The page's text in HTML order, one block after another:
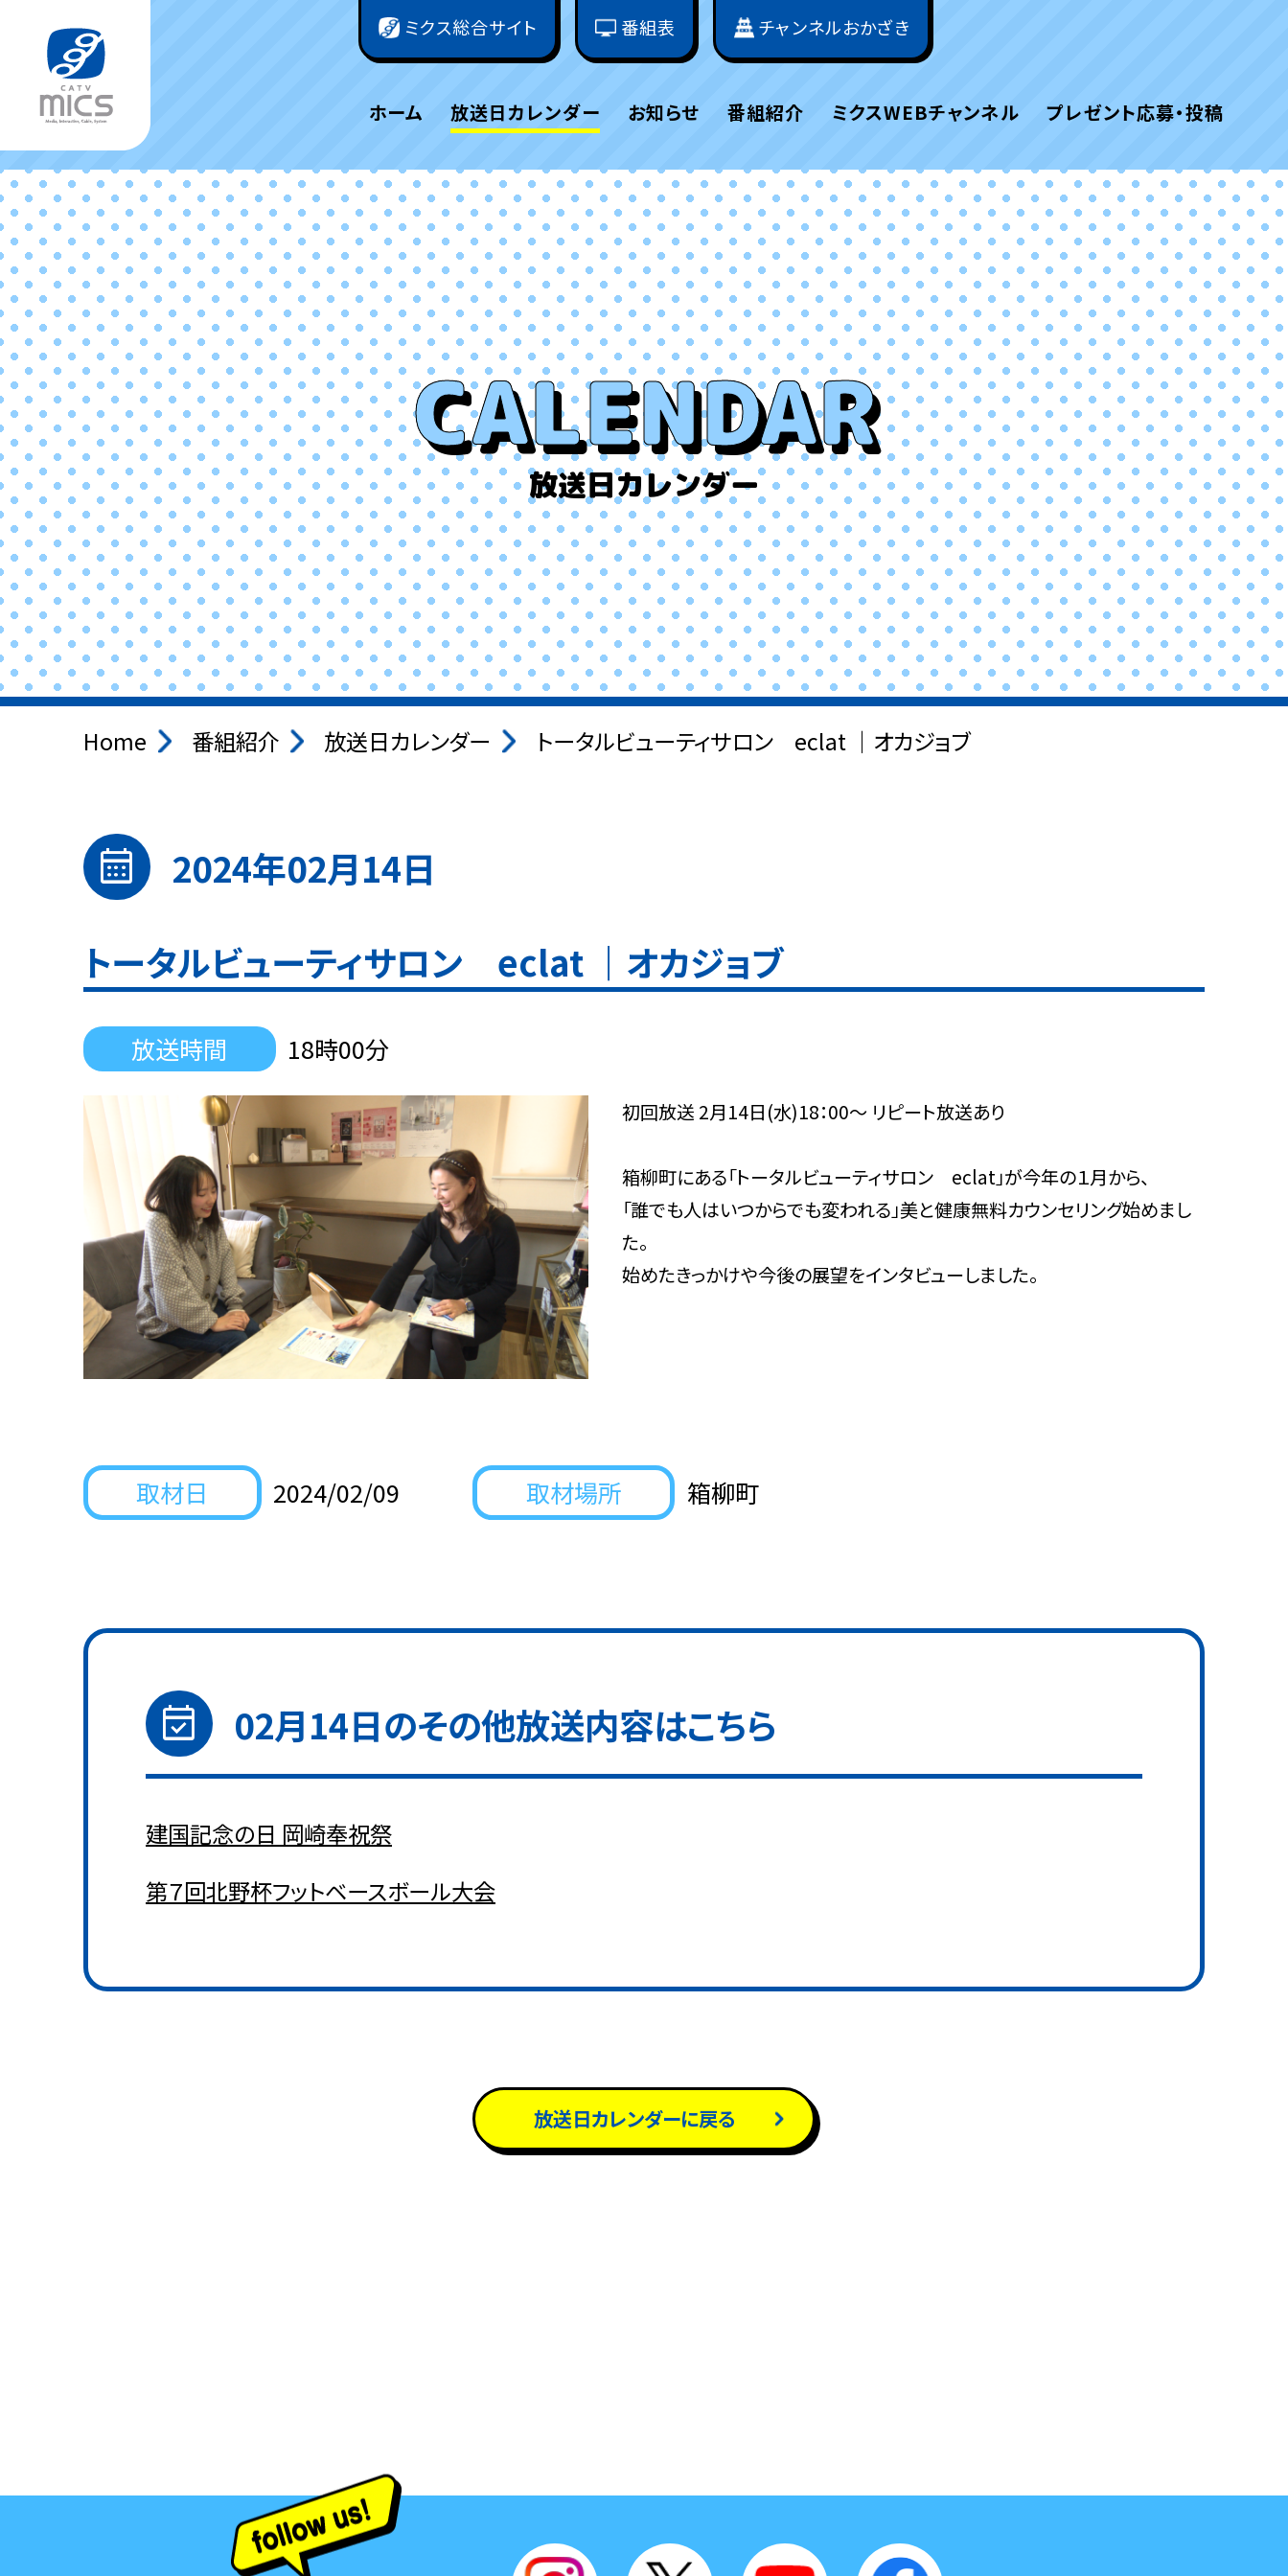
ミクス総合サイト 番組表 チャンネルおかざき
ホーム 放送日カレンダー お知らせ 番組紹介 ミクスWEBチャンネル プレゼント応募・投稿
CALENDAR
放送日カレンダー
Home 番組紹介 放送日カレンダー トータルビューティサロン eclat ｜オカジョブ
calendar_month
2024年02月14日
トータルビューティサロン eclat ｜オカジョブ
放送時間 18時00分
初回放送 2月14日(水)18：00～ リピート放送あり
箱柳町にある「トータルビューティサロン eclat」が今年の１月から、
「誰でも人はいつからでも変われる」美と健康無料カウンセリング始めまし
た。
始めたきっかけや今後の展望をインタビューしました。
取材日 2024/02/09 取材場所 箱柳町
event_available 02月14日のその他放送内容はこちら
建国記念の日 岡崎奉祝祭
第７回北野杯フットベースボール大会
放送日カレンダーに戻る